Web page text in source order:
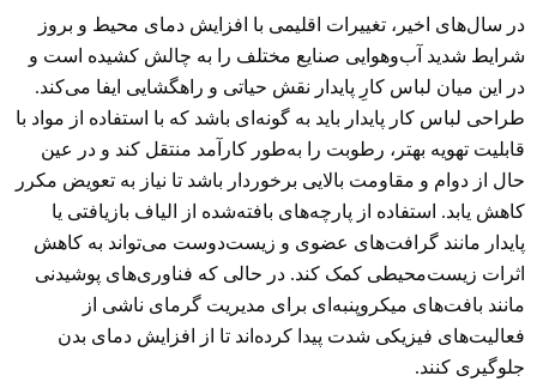
در سال‌های اخیر، تغییرات اقلیمی با افزایش دمای محیط و بروز
شرایط شدید آب‌وهوایی صنایع مختلف را به چالش کشیده است و
در این میان لباس کارِ پایدار نقش حیاتی و راهگشایی ایفا می‌کند.
طراحی لباس کار پایدار باید به گونه‌ای باشد که با استفاده از مواد با
قابلیت تهویه بهتر، رطوبت را به‌طور کارآمد منتقل کند و در عین
حال از دوام و مقاومت بالایی برخوردار باشد تا نیاز به تعویض مکرر
کاهش یابد. استفاده از پارچه‌های بافته‌شده از الیاف بازیافتی یا
پایدار مانند گرافت‌های عضوی و زیست‌دوست می‌تواند به کاهش
اثرات زیست‌محیطی کمک کند. در حالی که فناوری‌های پوشیدنی
مانند بافت‌های میکروپنبه‌ای برای مدیریت گرمای ناشی از
فعالیت‌های فیزیکی شدت‌ پیدا کرده‌اند تا از افزایش دمای بدن
جلوگیری کنند.